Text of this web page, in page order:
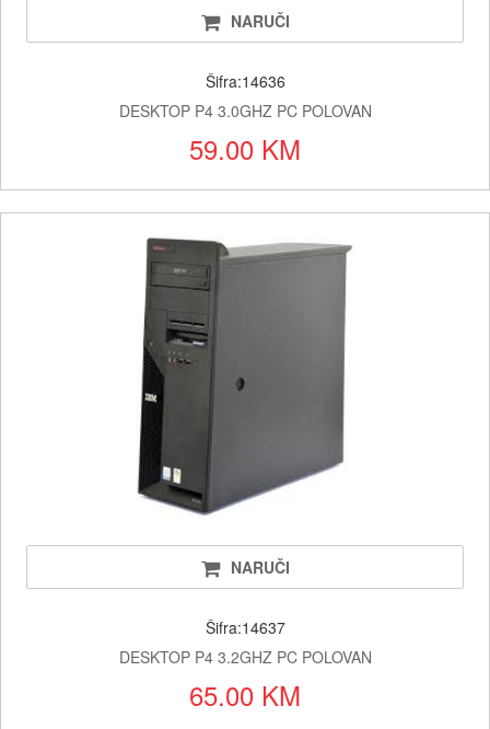
NARUČI
Šifra:14636
DESKTOP P4 3.0GHZ PC POLOVAN
59.00 KM
NARUČI
Šifra:14637
DESKTOP P4 3.2GHZ PC POLOVAN
65.00 KM